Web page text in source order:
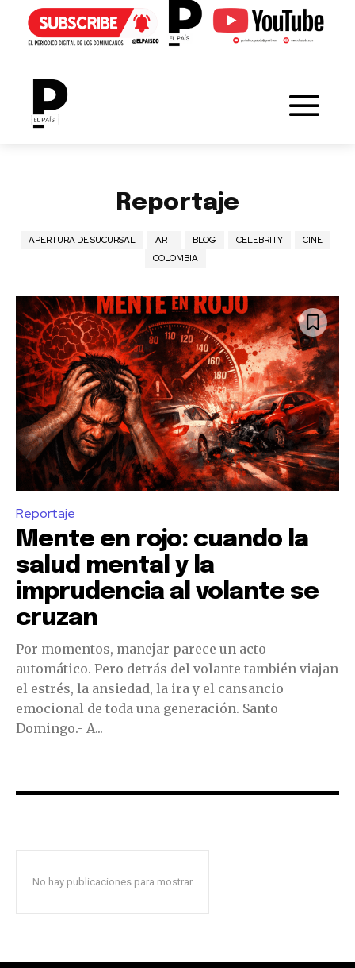
Reportaje
APERTURA DE SUCURSAL ART BLOG CELEBRITY
CINE
COLOMBIA
Reportaje
Mente en rojo: cuando la
salud mental y la
imprudencia al volante se
cruzan
Por momentos, manejar parece un acto
automático. Pero detrás del volante también viajan
el estrés, la ansiedad, la ira y el cansancio
emocional de toda una generación. Santo
Domingo.- A...
No hay publicaciones para mostrar